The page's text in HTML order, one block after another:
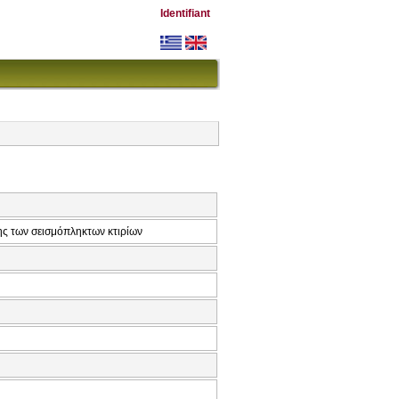
Identifiant
των σεισμόπληκτων κτιρίων